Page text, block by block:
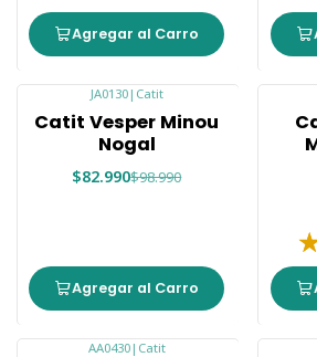
Agregar al Carro
JA0130| Catit
Catit Vesper Minou
Nogal
$82.990$98.990
Agregar al Carro
AA0430| Catit